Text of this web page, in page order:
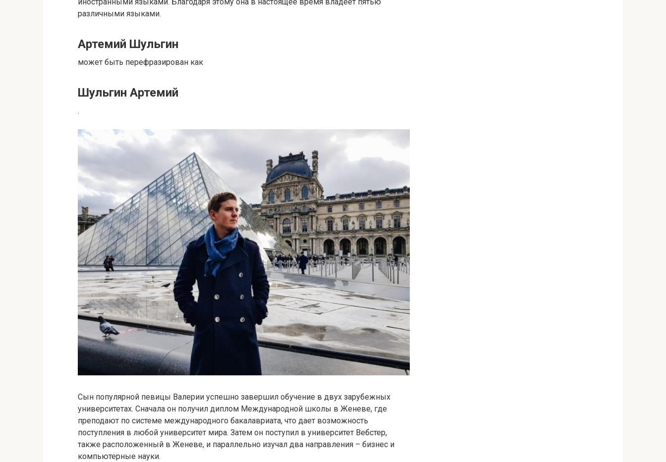
различными языками.
Артемий Шульгин
может быть перефразирован как
Шульгин Артемий
.
Сын популярной певицы Валерии успешно завершил обучение в двух зарубежных
университетах. Сначала он получил диплом Международной школы в Женеве, где
преподают по системе международного бакалавриата, что дает возможность
поступления в любой университет мира. Затем он поступил в университет Вебстер,
также расположенный в Женеве, и параллельно изучал два направления – бизнес и
компьютерные науки.